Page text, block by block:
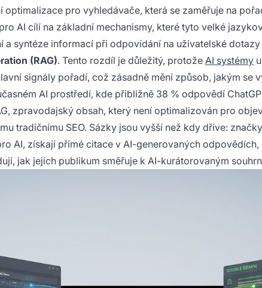
optimalizace pro vyhledávače, která se zaměřuje na
AI cílí na základní mechanismy, které tyto velké
syntéze informací při odpovídání na uživatelské dotazy
(RAG). Tento rozdíl je důležitý, protože AI systémy
signály pořadí, což zásadně mění způsob, jakým se
AI prostředí, kde přibližně 38 % odpovědí
zpravodajský obsah, který není optimalizován pro
tradičnímu SEO. Sázky jsou vyšší než kdy dříve:
AI, získají přímé citace v AI-generovaných
jak jejich publikum směřuje k AI-kurátorovaným